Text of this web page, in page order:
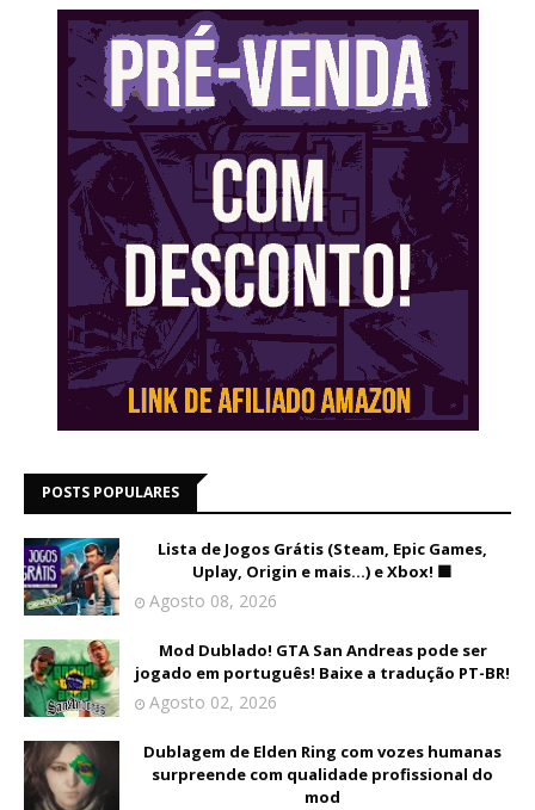
POSTS POPULARES
Lista de Jogos Grátis (Steam, Epic Games,
Uplay, Origin e mais...) e Xbox! 🟩
Agosto 08, 2026
Mod Dublado! GTA San Andreas pode ser
jogado em português! Baixe a tradução PT-BR!
Agosto 02, 2026
Dublagem de Elden Ring com vozes humanas
surpreende com qualidade profissional do
mod